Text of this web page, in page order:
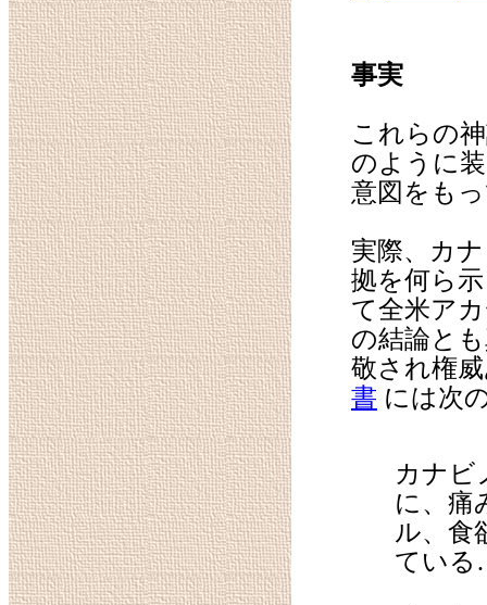
事実
これらの
のように
意図をも
実際、カ
拠を何ら
て全米ア
の結論と
敬され権
書 には次
カナビ
に、痛
ル、食
てい